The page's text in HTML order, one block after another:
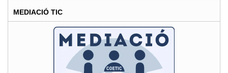
MEDIACIÓ TIC